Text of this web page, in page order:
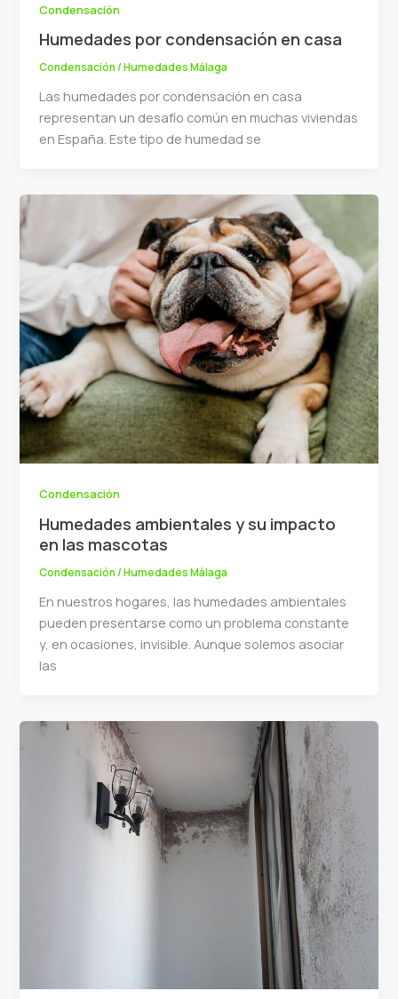
Condensación
Humedades por condensación en casa
Condensación/Humedades Málaga
Las humedades por condensación en casa
representan un desafío común en muchas viviendas
en España. Este tipo de humedad se
Condensación
Humedades ambientales y su impacto
en las mascotas
Condensación/Humedades Málaga
En nuestros hogares, las humedades ambientales
pueden presentarse como un problema constante
y, en ocasiones, invisible. Aunque solemos asociar
las